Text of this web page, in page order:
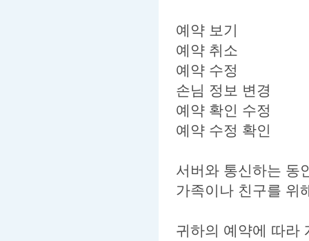
예약 보기
예약 취소
예약 수정
손님 정보 변경
예약 확인 수정
예약 수정 확인
서버와 통신하는 동
가족이나 친구를 위
귀하의 예약에 따라